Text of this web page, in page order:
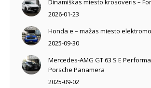
2026-01-23
Honda e – mažas miesto
2025-09-30
Mercedes-AMG GT 63 S E
Porsche Panamera
2025-09-02